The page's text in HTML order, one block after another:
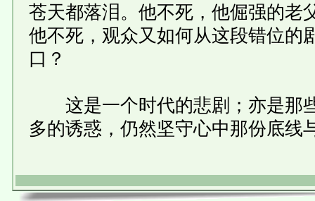
苍天都落泪。他不死，他倔强的老
他不死，观众又如何从这段错位的
口？
这是一个时代的悲剧；亦是那
多的诱惑，仍然坚守心中那份底线